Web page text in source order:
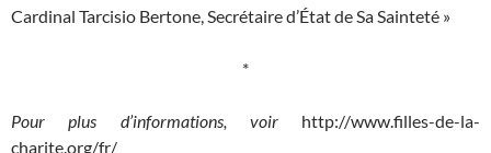
Cardinal Tarcisio Bertone, Secrétaire d’État de Sa Sainteté »
*
Pour plus d’informations, voirhttp://www.filles-de-la-
charite.org/fr/